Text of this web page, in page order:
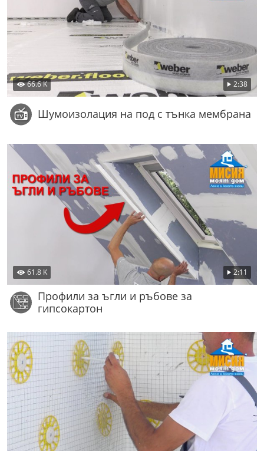
66.6 K 2:38
Шумоизолация на под с тънка мембрана
61.8 K 2:11
Профили за ъгли и ръбове за
гипсокартон